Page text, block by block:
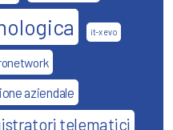
it-x evo
aziendale
telematici